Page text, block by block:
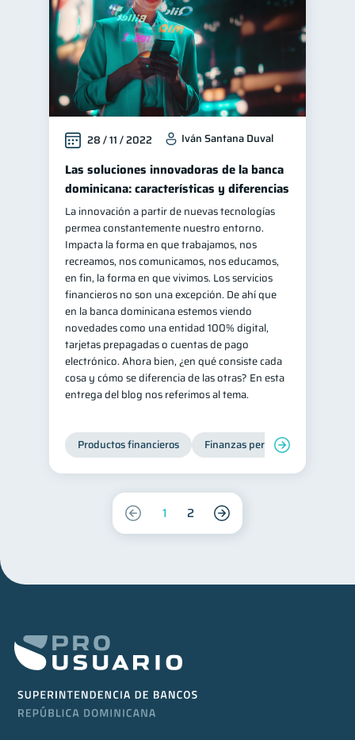
28 / 11 / 2022 Iván Santana Duval
Las soluciones innovadoras de la banca
dominicana: características y diferencias
La innovación a partir de nuevas tecnologías
permea constantemente nuestro entorno.
Impacta la forma en que trabajamos, nos
recreamos, nos comunicamos, nos educamos,
en fin, la forma en que vivimos. Los servicios
financieros no son una excepción. De ahí que
en la banca dominicana estemos viendo
novedades como una entidad 100% digital,
tarjetas prepagadas o cuentas de pago
electrónico. Ahora bien, ¿en qué consiste cada
cosa y cómo se diferencia de las otras? En esta
entrega del blog nos referimos al tema.
Productos financieros Finanzas personales
1 2